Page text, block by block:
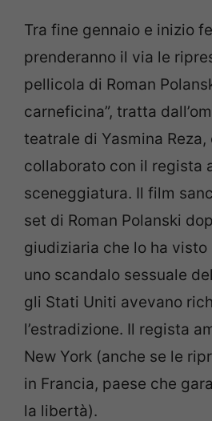
Tra fine gennaio e inizio
prenderanno il via le
pellicola di Roman
carneficina”, tratta
teatrale di Yasmina Reza,
collaborato con il regista
sceneggiatura. Il film
set di Roman Polanski
giudiziaria che lo ha
uno scandalo sessuale
gli Stati Uniti avevano
l’estradizione. Il regista
New York (anche se le
in Francia, paese che
la libertà).